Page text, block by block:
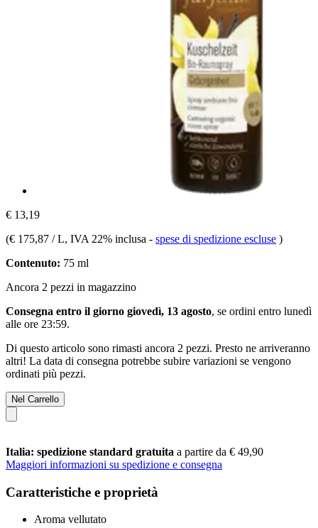
€ 13,19
(€ 175,87 / L, IVA 22% inclusa - spese di spedizione escluse )
Contenuto: 75 ml
Ancora 2 pezzi in magazzino
Consegna entro il giorno giovedì, 13 agosto, se ordini entro lunedì
alle ore 23:59.
Di questo articolo sono rimasti ancora 2 pezzi. Presto ne arriveranno
altri! La data di consegna potrebbe subire variazioni se vengono
ordinati più pezzi.
Nel Carrello
Italia: spedizione standard gratuita a partire da € 49,90
Maggiori informazioni su spedizione e consegna
Caratteristiche e proprietà
Aroma vellutato